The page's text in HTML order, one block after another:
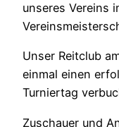
unseres Vereins
Unser Reitclub
einmal einen
Turniertag
Zuschauer und